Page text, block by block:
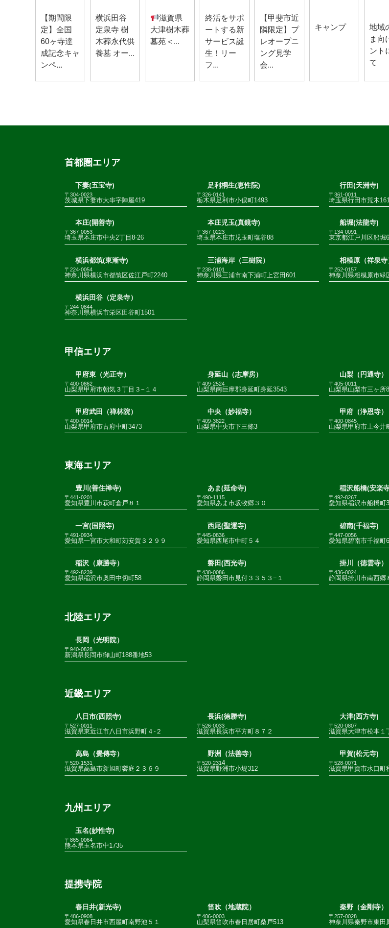
【期間限
定】全国
60ヶ寺達
成記念キャ
ンペ...
横浜田谷
定泉寺 樹
木葬永代供
養墓 オー...
滋賀県
大津樹木葬
墓苑＜...
終活をサポ
ートする新
サービス誕
生！リー
フ...
【甲斐市近
隣限定】プ
レオープニ
ング見学
会...
キャンプ
地域
ま向
ント
て
首都圏エリア
下妻(五宝寺)
〒304-0023
茨城県下妻市大串字陣屋419
足利桐生(恵性院)
〒326-0141
栃木県足利市小俣町1493
行田(天洲寺)
〒361-0011
埼玉県行田市荒木
本庄(開善寺)
〒367-0053
埼玉県本庄市中央2丁目8-26
本庄児玉(真鏡寺)
〒367-0223
埼玉県本庄市児玉町塩谷88
船堀(法龍寺)
〒134-0091
東京都江戸川区船堀
横浜都筑(東漸寺)
〒224-0054
神奈川県横浜市都筑区佐江戸町2240
三浦海岸（三樹院）
〒238-0101
神奈川県三浦市南下浦町上宮田601
相模原（祥泉寺
〒252-0157
神奈川県相模原市緑
横浜田谷（定泉寺）
〒244-0844
神奈川県横浜市栄区田谷町1501
甲信エリア
甲府東（光正寺）
〒400-0862
山梨県甲府市朝気３丁目３−１４
身延山（志摩房）
〒409-2524
山梨県南巨摩郡身延町身延3543
山梨（円通寺）
〒405-0011
山梨県山梨市三ヶ所
甲府武田（禅林院）
〒400-0014
山梨県甲府市古府中町3473
中央（妙福寺）
〒409-3822
山梨県中央市下三條3
甲府（浄恩寺）
〒400-0845
山梨県甲府市上今井
東海エリア
豊川(善住禅寺)
〒441-0201
愛知県豊川市萩町倉戸８１
あま(延命寺)
〒490-1115
愛知県あま市坂牧郷３０
稲沢船橋(安楽
〒492-8267
愛知県稲沢市船橋町
一宮(国照寺)
〒491-0934
愛知県一宮市大和町苅安賀３２９９
西尾(聖運寺)
〒445-0836
愛知県西尾市中町５４
碧南(千福寺)
〒447-0056
愛知県碧南市千福町
稲沢（康勝寺）
〒492-8239
愛知県稲沢市奥田中切町58
磐田(西光寺)
〒438-0086
静岡県磐田市見付３３５３−１
掛川（徳雲寺）
〒436-0024
静岡県掛川市南西郷
北陸エリア
長岡（光明院）
〒940-0828
新潟県長岡市御山町188番地53
近畿エリア
八日市(西照寺)
〒527-0011
滋賀県東近江市八日市浜野町４-２
長浜(徳勝寺)
〒526-0033
滋賀県長浜市平方町８７２
大津(西方寺)
〒520-0807
滋賀県大津市松本１
高島（覺傳寺）
〒520-1531
滋賀県高島市新旭町饗庭２３６９
野洲（法善寺）
〒520-231 4
滋賀県野洲市小堤312
甲賀(松元寺)
〒528-0071
滋賀県甲賀市水口町
九州エリア
玉名(妙性寺)
〒865-0064
熊本県玉名市中1735
提携寺院
春日井(新光寺)
〒486-0908
愛知県春日井市西屋町南野池５１
笛吹（地蔵院）
〒406-0003
山梨県笛吹市春日居町桑戸513
秦野（金剛寺）
〒257-0028
神奈川県秦野市東田